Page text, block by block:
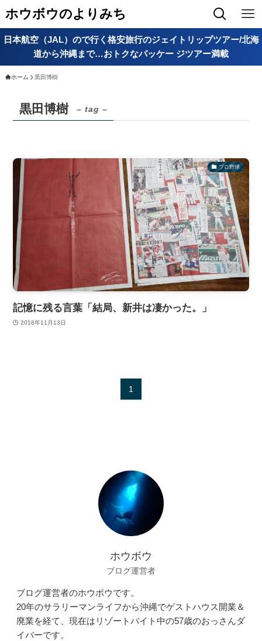
ホウボウのよりみち
日本航空（JAL）ので行く格安旅行のジェイトリップツアー/北海
道から沖縄まで…おトクなパッケー ジツアー満載
ホーム 黒田博樹
黒田博樹 – tag –
プロ野球
記憶に残る言葉「結局、新井は凄かった。」
2018年11月13日
1
ホウボウ
ブログ運営者
ブログ運営者のホウボウです。
20年のサラリーマンライフから沖縄でゲストハウス開業＆
廃業を経て、現在はリゾートバイト中の57歳のおっさんダ
イバーです。